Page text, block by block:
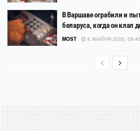
В Варшаве ограбили и
беларуса, когда он клал
MOST 6 ЖНІЎНЯ 2026, 09:45